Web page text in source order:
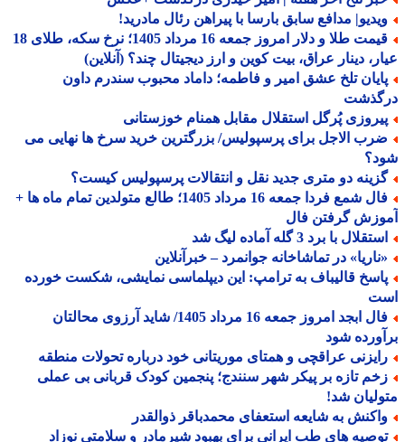
مدافع سابق بارسا با پیراهن رئال مادرید!
قیمت طلا و دلار امروز جمعه 16 مرداد 1405؛ نرخ سکه، طلای 18
دینار عراق، بیت کوین و ارز دیجیتال چند؟ (آنلاین)
تلخ عشق امیر و فاطمه؛ داماد محبوب سندرم داون
پُرگل استقلال مقابل همنام خوزستانی
الاجل برای پرسپولیس/ بزرگترین خرید سرخ ها نهایی می
دو متری جدید نقل و انتقالات پرسپولیس کیست؟
فال شمع فردا جمعه 16 مرداد 1405؛ طالع متولدین تمام ماه ها +
گرفتن فال
با برد 3 گله آماده لیگ شد
در تماشاخانه جوانمرد – خبرآنلاین
قالیباف به ترامپ: این دیپلماسی نمایشی، شکست خورده
فال ابجد امروز جمعه 16 مرداد 1405/ شاید آرزوی محالتان
شود
عراقچی و همتای موریتانی خود درباره تحولات منطقه
تازه بر پیکر شهر سنندج؛ پنجمین کودک قربانی بی عملی
شد!
به شایعه استعفای محمدباقر ذوالقدر
های طب ایرانی برای بهبود شیرمادر و سلامتی نوزاد